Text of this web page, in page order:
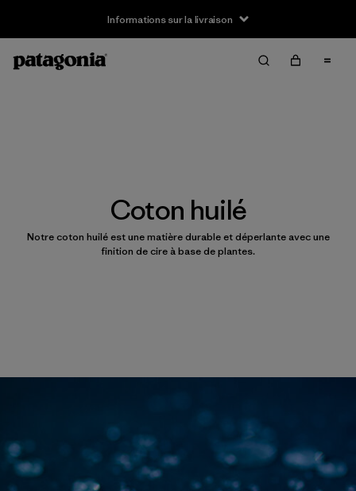
Informations sur la livraison
Coton huilé
Notre coton huilé est une matière durable et déperlante avec une
finition de cire à base de plantes.